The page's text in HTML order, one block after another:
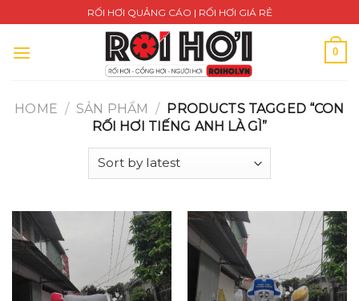
to
content
RỐI HƠI QUẢNG CÁO | RỐI HƠI GIÁ RẺ
0
HOME / SẢN PHẨM / PRODUCTS TAGGED “CON
RỐI HƠI TIẾNG ANH LÀ GÌ”